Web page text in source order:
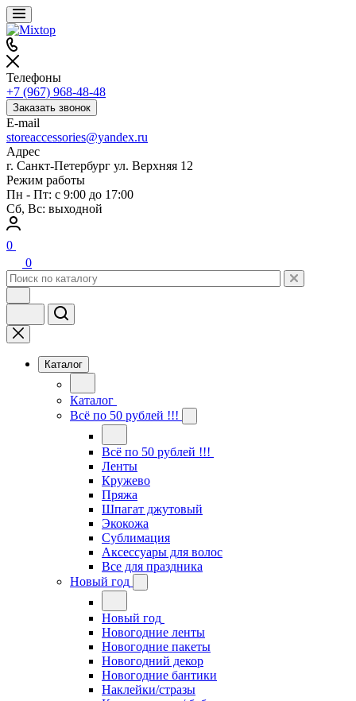
Телефоны
+7 (967) 968-48-48
Заказать звонок
E-mail
storeaccessories@yandex.ru
Адрес
г. Санкт-Петербург ул. Верхняя 12
Режим работы
Пн - Пт: с 9:00 до 17:00
Сб, Вс: выходной
0
0
Каталог
Каталог
Всё по 50 рублей !!!
Всё по 50 рублей !!!
Ленты
Кружево
Пряжа
Шпагат джутовый
Экокожа
Сублимация
Аксессуары для волос
Все для праздника
Новый год
Новый год
Новогодние ленты
Новогодние пакеты
Новогодний декор
Новогодние бантики
Наклейки/стразы